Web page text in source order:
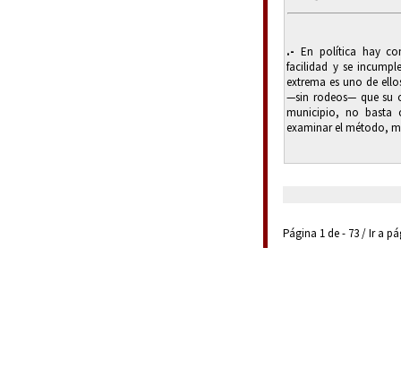
.- En política hay
facilidad y se
extrema es uno de
—sin rodeos— que su
municipio, no basta
examinar el método,
Página 1 de - 73 / Ir a